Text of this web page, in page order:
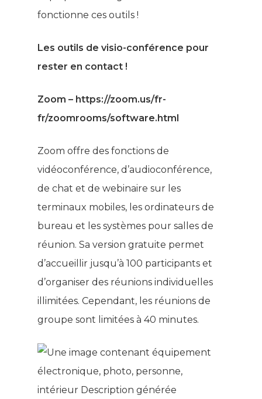
fonctionne ces outils !
Les outils de visio-conférence pour
rester en contact !
Zoom – https://zoom.us/fr-
fr/zoomrooms/software.html
Zoom offre des fonctions de
vidéoconférence, d’audioconférence,
de chat et de webinaire sur les
terminaux mobiles, les ordinateurs de
bureau et les systèmes pour salles de
réunion. Sa version gratuite permet
d’accueillir jusqu’à 100 participants et
d’organiser des réunions individuelles
illimitées. Cependant, les réunions de
groupe sont limitées à 40 minutes.